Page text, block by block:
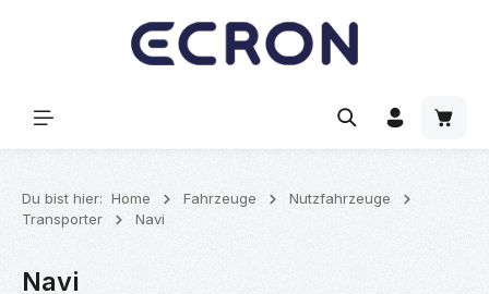
Du bist hier: Home Fahrzeuge
Nutzfahrzeuge
Transporter
Navi
Navi